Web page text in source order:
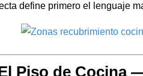
define primero el lenguaje
Piso de Cocina